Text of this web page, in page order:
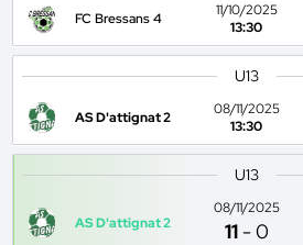
FC Bressans 4
11/10/2025
13:30
U13
AS D'attignat 2
08/11/2025
13:30
U13
AS D'attignat 2
08/11/2025
11 -0